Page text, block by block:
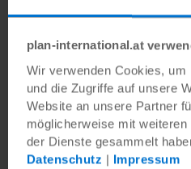
plan-international.at
Wir verwenden Cookies,
und die Zugriffe auf unsere
Website an unsere Partner
möglicherweise mit
der Dienste gesammelt
Datenschutz | Impressum
Am